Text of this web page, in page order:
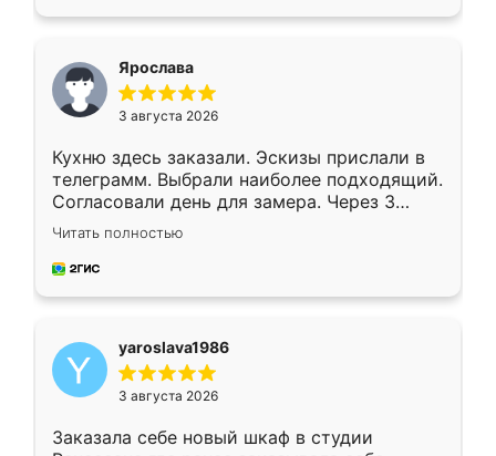
Ярослава
3 августа 2026
Кухню здесь заказали. Эскизы прислали в
телеграмм. Выбрали наиболее подходящий.
Согласовали день для замера. Через 3
недели кухня была уже готова. Остались
довольны работой. Спасибо Ренессанс
мебель за качественную работу!
Читать полностью
yaroslava1986
3 августа 2026
Заказала себе новый шкаф в студии